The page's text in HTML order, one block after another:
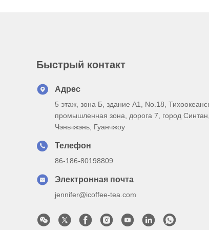
Быстрый контакт
Адрес
5 этаж, зона Б, здание А1, No.18,
промышленная зона, дорога 7, город
Чэньчжэнь, Гуанчжоу
Телефон
86-186-80198809
Электронная почта
jennifer@icoffee-tea.com